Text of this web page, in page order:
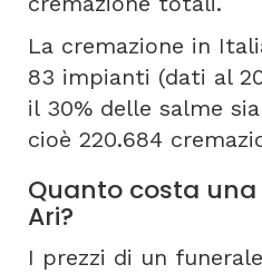
La cremazione in
83 impianti (dati al
il 30% delle salme
cioè 220.684
Quanto costa
Ari?
I prezzi di un